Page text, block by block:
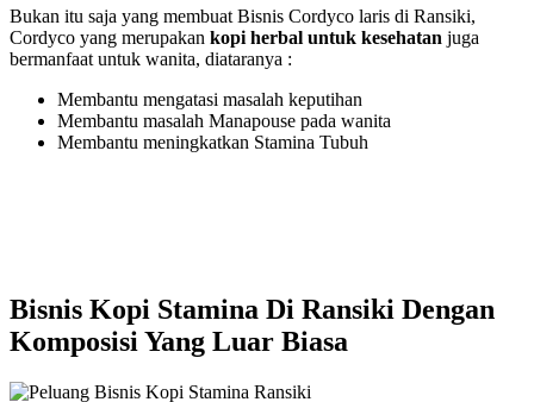
Bukan itu saja yang membuat Bisnis Cordyco laris di Ransiki,
Cordyco yang merupakan kopi herbal untuk kesehatan juga
bermanfaat untuk wanita, diataranya :
Membantu mengatasi masalah keputihan
Membantu masalah Manapouse pada wanita
Membantu meningkatkan Stamina Tubuh
Bisnis Kopi Stamina Di Ransiki Dengan
Komposisi Yang Luar Biasa